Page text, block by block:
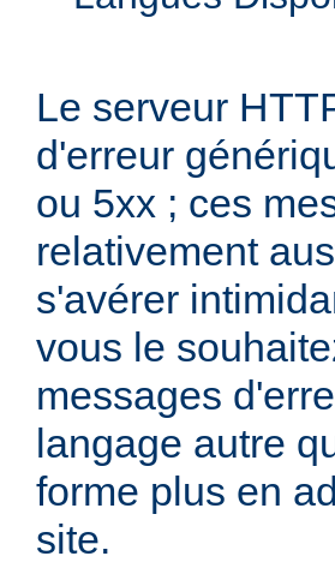
Le serveur
d'erreur
ou 5xx ; ces
relativement
s'avérer
vous le
messages
langage autre
forme plus en
site.